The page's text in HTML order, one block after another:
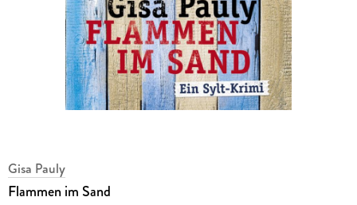
Gisa Pauly
Flammen im Sand